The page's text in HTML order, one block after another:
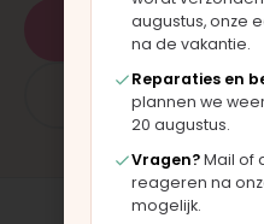
Plan een afspraak
App: 06 - 2862 1330
augustus, onze
na de vakantie.
Reparaties en
plannen we
20 augustus.
Vragen?Mail of
reageren na
mogelijk.